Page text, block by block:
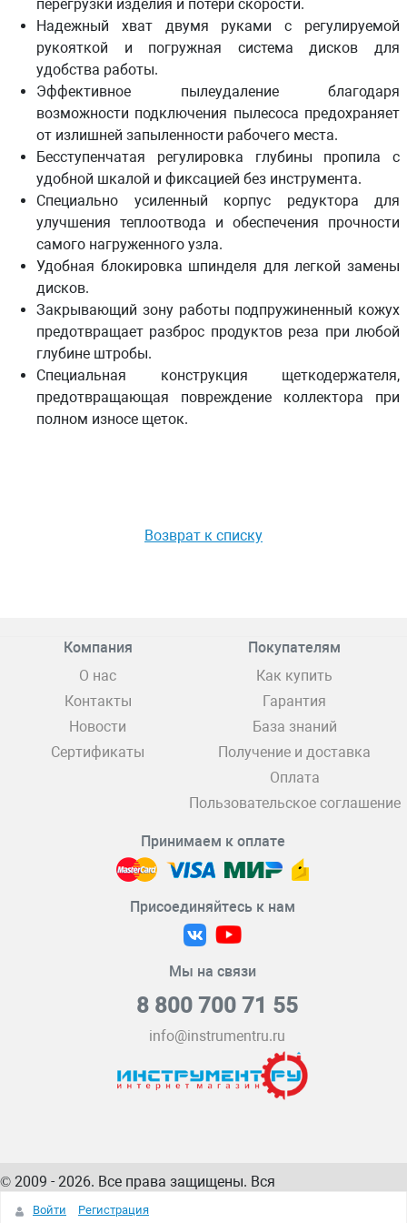
перегрузки изделия и потери скорости.
Надежный хват двумя руками с регулируемой
рукояткой и погружная система дисков для
удобства работы.
Эффективное пылеудаление благодаря
возможности подключения пылесоса предохраняет
от излишней запыленности рабочего места.
Бесступенчатая регулировка глубины пропила с
удобной шкалой и фиксацией без инструмента.
Специально усиленный корпус редуктора для
улучшения теплоотвода и обеспечения прочности
самого нагруженного узла.
Удобная блокировка шпинделя для легкой замены
дисков.
Закрывающий зону работы подпружиненный кожух
предотвращает разброс продуктов реза при любой
глубине штробы.
Специальная конструкция щеткодержателя,
предотвращающая повреждение коллектора при
полном износе щеток.
Возврат к списку
Компания
О нас
Контакты
Новости
Сертификаты
Покупателям
Как купить
Гарантия
База знаний
Получение и доставка
Оплата
Пользовательское соглашение
Принимаем к оплате
Присоединяйтесь к нам
Мы на связи
8 800 700 71 55
info@instrumentru.ru
© 2009 - 2026. Все права защищены. Вся
информация на сайте – собственность
Войти Регистрация